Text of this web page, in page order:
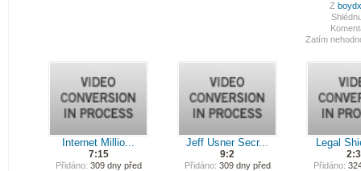
Z
Zatím
Internet Millio...
7:15
Přidáno: 309 dny před
Jeff Usner Secr...
9:2
Přidáno: 309 dny před
Legal
Přidáno: